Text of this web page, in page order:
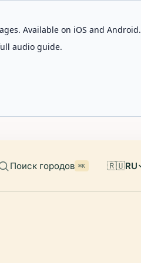
Available on iOS and Android.
audio guide.
Поиск городов ⌘K 🇷🇺RU